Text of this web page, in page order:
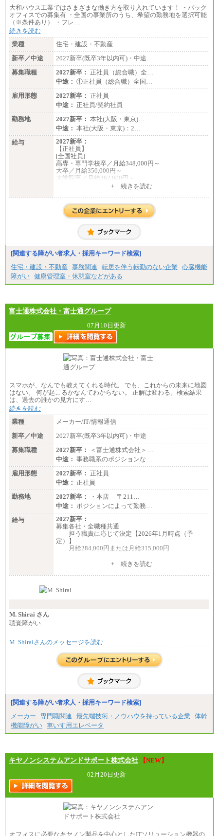
大和ハウス工業ではさまざまな働き方を取り入れています！ ・バック
オフィスでの募集有 ・全国の事業所のうち、希望の勤務地を選択可能
（※条件あり） ・フレ…
続きを読む
業種
住宅・建設・不動産
新卒／中途
2027新卒(既卒3年以内可)・中途
募集職種
2027新卒： 正社員（総合職）全…
中途： ①正社員（総合職）全国…
雇用形態
2027新卒： 正社員
中途： 正社員/契約社員
勤務地
2027新卒： 本社(大阪・東京)…
中途： 本社(大阪・東京)：2…
給与
2027新卒：
【正社員】
[全国社員]
高専・専門学校卒／月給348,000円～
大卒／月給350,000円～
大学院卒／月給362,000円～
[地域社員]月給295,000円～
【正社員】
[全国社員]月給348,000円～
[地域社員]月給295,000円～
【契約社員】月給200,000円～
+ 続きを読む
[関連する障がい者求人・採用キーワード検索]
住宅・建設・不動産
事務関連 転居を伴う転勤のない企業
心臓機能
障がい 健康管理室・休憩室などがある
富士通株式会社・富士通グループ
07月10日更新
スマホが、なんでも教えてくれる時代。 でも、これからの未来に地図
はない。 何が起こるかなんてわからない。 正解は変わる。検索結果
は、過去の誰かの見方にす…
続きを読む
業種
メーカー/IT/情報通信
新卒／中途
2027新卒(既卒3年以内可)・中途
募集職種
2027新卒：
＜富士通株式会社＞…
中途： 事務職系のポジションな…
雇用形態
2027新卒： 正社員
中途： 正社員
勤務地
2027新卒：
・本店 〒211…
中途： ポジションによって勤務…
給与
2027新卒：
募集各社・全職種共通
担う職責に応じて決定【2026年1月時点（予
定）】
月給284,000円または月給315,000円
※入社後早期から、自律的な業務遂行が求めら
す。
い職責を担う方については、さらに高い金額を個別
※上記に加え、所定労働時間外に勤務をした場
※試用期間中も給与に変更はございません。
＜募集各社・全職種共通＞
月給21万円以上～
※試用期間中の給与に変更はありません。
ます。
+ 続きを読む
M. Shirai さん
聴覚障がい
M. Shiraiさんのメッセージを読む
[関連する障がい者求人・採用キーワード検索]
メーカー
専門職関連 最先端技術・ノウハウを持っている企業
体幹
機能障がい 車いす用エレベータ
キヤノンシステムアンドサポート株式会社
【NEW】
02月20日更新
オフィスに必要なキヤノン製品を中心としたITソリューション機器の